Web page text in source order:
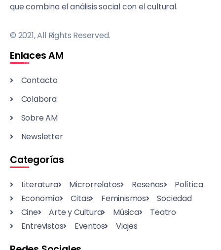
que combina el análisis social con el cultural.
© 2021, All Rights Reserved.
Enlaces AM
Contacto
Colabora
Sobre AM
Newsletter
Categorías
Literatura Microrrelatos Reseñas
Política
Economía
Citas Feminismos
Sociedad
Cine
Arte y Cultura Música
Teatro
Entrevistas
Eventos Viajes